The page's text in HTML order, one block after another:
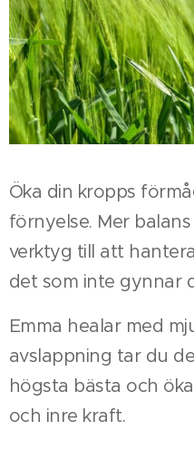
Öka din kropps
förnyelse. Mer
verktyg till att
det som inte gynnar
Emma healar med
avslappning tar du
högsta bästa och
och inre kraft.